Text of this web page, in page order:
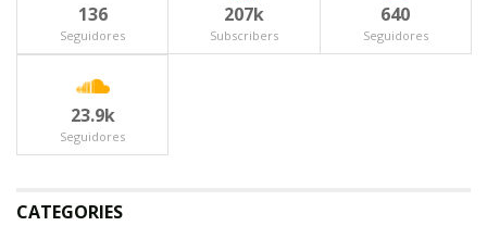
136
Seguidores
207k
Subscribers
640
Seguidores
23.9k
Seguidores
CATEGORIES